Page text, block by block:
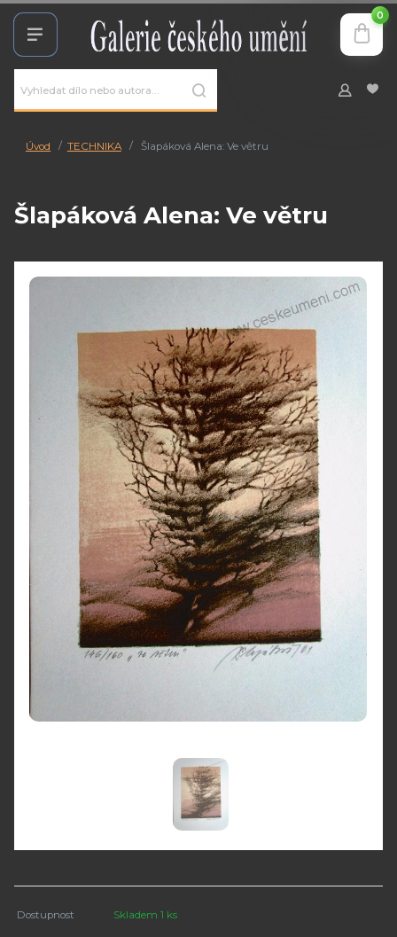
0
Úvod TECHNIKA Šlapáková Alena: Ve větru
Šlapáková Alena: Ve větru
Dostupnost Skladem 1 ks